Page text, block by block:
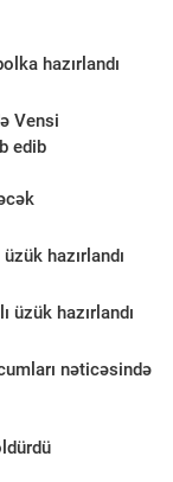
hazırlandı
Vensi
edib
hazırlandı
üzük hazırlandı
nəticəsində